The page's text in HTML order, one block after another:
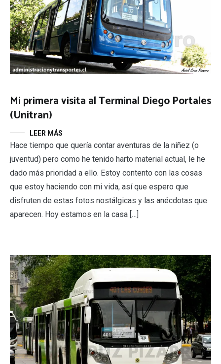
Mi primera visita al Terminal Diego Portales
(Unitran)
LEER MÁS
Hace tiempo que quería contar aventuras de la niñez (o
juventud) pero como he tenido harto material actual, le he
dado más prioridad a ello. Estoy contento con las cosas
que estoy haciendo con mi vida, así que espero que
disfruten de estas fotos nostálgicas y las anécdotas que
aparecen. Hoy estamos en la casa […]